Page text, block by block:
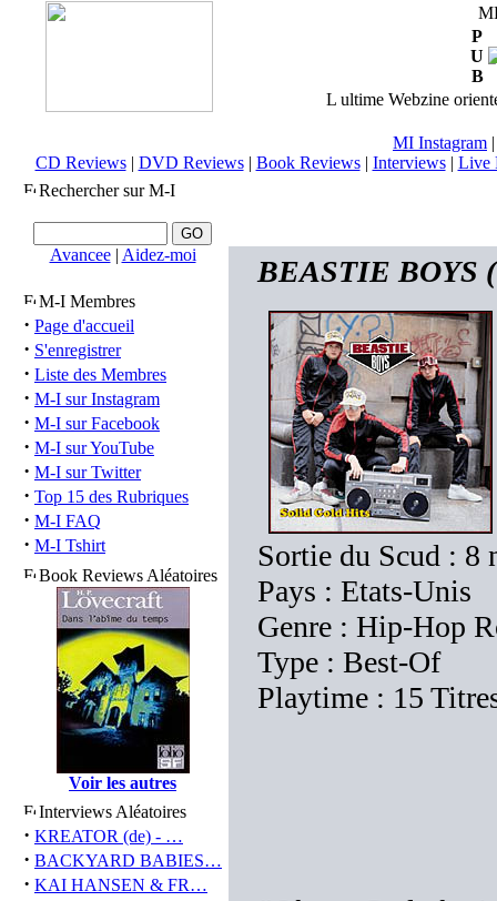
P
U
B
L ultime Webzine
MI Instagram
CD Reviews| DVD Reviews| Book Reviews| Interviews| Live
Rechercher sur M-I
Avancee| Aidez-moi
M-I Membres
· Page d'accueil
· S'enregistrer
· Liste des Membres
· M-I sur Instagram
· M-I sur Facebook
· M-I sur YouTube
· M-I sur Twitter
· Top 15 des Rubriques
· M-I FAQ
· M-I Tshirt
Book Reviews Aléatoires
Voir les autres
Interviews Aléatoires
· KREATOR (de) - …
· BACKYARD BABIES…
· KAI HANSEN & FR…
BEASTIE BOYS
Sortie du Scud : 8
Pays : Etats-Unis
Genre : Hip-Hop
Type : Best-Of
Playtime : 15